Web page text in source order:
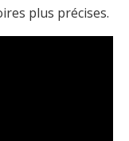
plus précises.